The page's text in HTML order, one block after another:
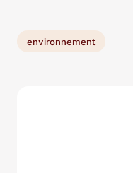
environnement